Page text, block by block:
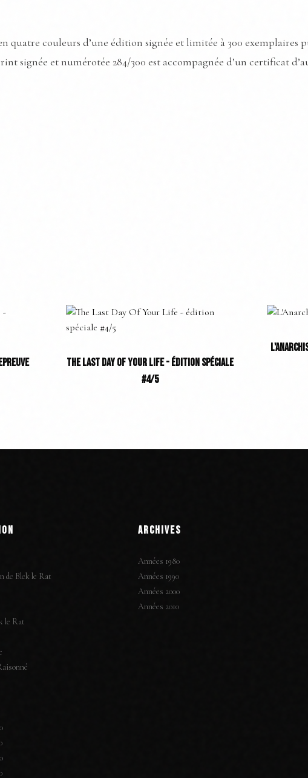
quatre couleurs d’une édition signée et limitée à 300 exemplaires
signée et numérotée 284/300 est accompagnée d’un certificat
THE LAST DAY OF YOUR LIFE - ÉDITION SPÉCIALE
#4/5
de Blek le Rat
le Rat
ARCHIVES
Années 1980
Années 1990
Années 2000
Années 2010